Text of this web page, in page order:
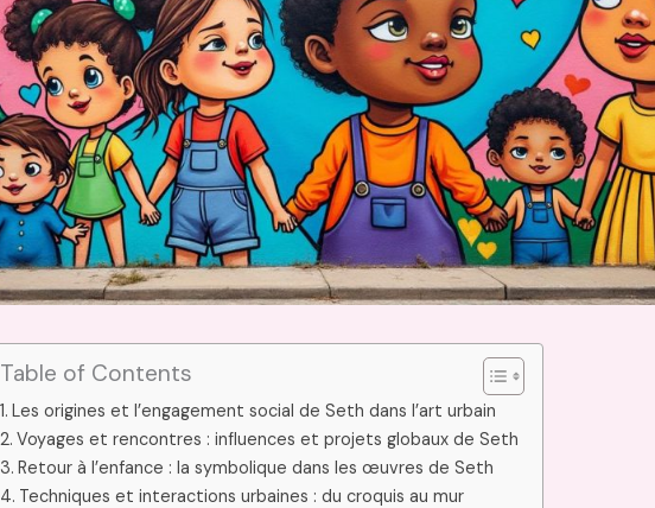
Table of Contents
Les origines et l’engagement social de Seth dans l’art urbain
Voyages et rencontres : influences et projets globaux de Seth
Retour à l’enfance : la symbolique dans les œuvres de Seth
Techniques et interactions urbaines : du croquis au mur